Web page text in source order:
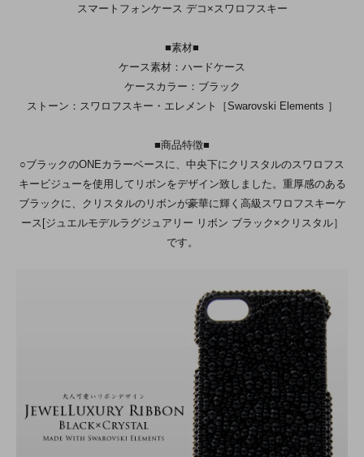
スマートフォンケース デコ×スワロフスキー
■素材■
ケース素材：ハードケース
ケースカラー：ブラック
ストーン：スワロフスキー・エレメント［Swarovski Elements ］
■商品特徴■
○ブラックのONEカラーベースに、中央下にクリスタルのスワロフス
キービジューを使用してリボンをデザイン致しました。重厚感のある
ブラックに、クリスタルのリボンが豪華に輝く高級スワロフスキーケ
ース[ジュエルモデルラグジュアリー リボン ブラック×クリスタル］
です。